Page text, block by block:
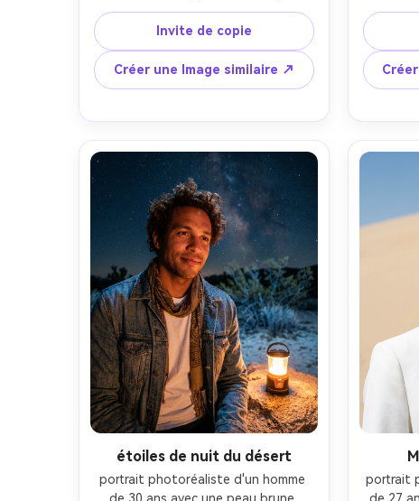
expression calme, pose de trois
quarts, portant une robe en lin
crème et des boucles d'oreilles
dorées délicates, cheveux ondulés
lâches se déplaçant dans le vent,
haute au lever du soleil avec une
brume de chaleur subtile, lumière
latérale chaude de l'heure dorée
avec une lumière de jante douce,
Sony A7IV, 85mm f/1.4, profondeur
de champ peu profonde,
encadrement à la taille, angle au
niveau des yeux, classement
cinématographique des couleurs
chaudes, texture naturelle de la
peau, pores réalistes, mise au point
nette sur les yeux, qualité éditoriale,
haute résolution- -ar 4:5
Invite de copie
Créer une Image similaire ↗
regard
fin
tempête
un fort
de
réaliste
étoiles de nuit du désert
portrait photoréaliste d'un homme
portrait